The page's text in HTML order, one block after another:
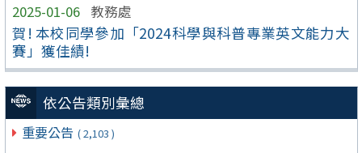
2025-01-06 教務處
賀! 本校同學參加「2024科學與科普專業英文能力大
賽」獲佳績!
依公告類別彙總
重要公告 ( 2,103 )